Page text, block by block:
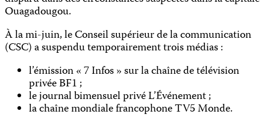
Ouagadougou.
À la mi-juin, le Conseil supérieur de la communication
(CSC) a suspendu temporairement trois médias :
l’émission « 7 Infos » sur la chaîne de télévision
privée BF1 ;
le journal bimensuel privé L’Événement ;
la chaîne mondiale francophone TV5 Monde.